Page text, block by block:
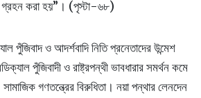
গ্রহন করা হয়”। (পৃস্টা-৬৮)
পুঁজিবাদ ও আদর্শবাদি নিতি প্রনেতাদের উন্মেশ
পুঁজিবাদী ও রাষ্ট্রপন্থী ভাবধারার সমর্থন কমে
গণতন্ত্রের বিরুধিতা। নয়া পন্থার লেনদেন